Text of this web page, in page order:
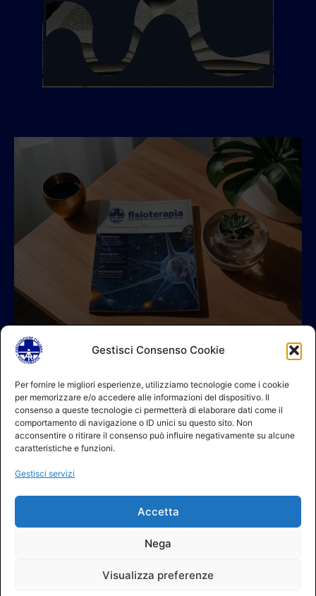
Gestisci Consenso Cookie
Per fornire le migliori esperienze, utilizziamo tecnologie come i cookie
per memorizzare e/o accedere alle informazioni del dispositivo. Il
consenso a queste tecnologie ci permetterà di elaborare dati come il
comportamento di navigazione o ID unici su questo sito. Non
acconsentire o ritirare il consenso può influire negativamente su alcune
caratteristiche e funzioni.
Gestisci servizi
Accetta
Nega
Visualizza preferenze
Contatti
GDPR Informativa (sito)
GDPR Informativa (soci)
GDPR Informativa (moduli)
Regolamento partecipazione corsi
NEWSLETTER AIFI
Elenco ufficiale fisioterapisti AIFI